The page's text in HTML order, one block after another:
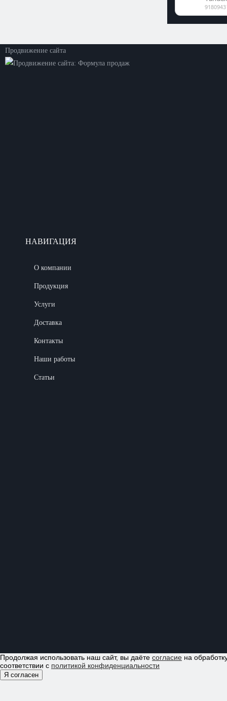
Продвижение сайта
НАВИГАЦИЯ
О компании
Продукция
Услуги
Доставка
Контакты
Наши работы
Статьи
Продолжая использовать наш сайт, вы даёте согласие на
соответствии с политикой конфиденциальности
Я согласен